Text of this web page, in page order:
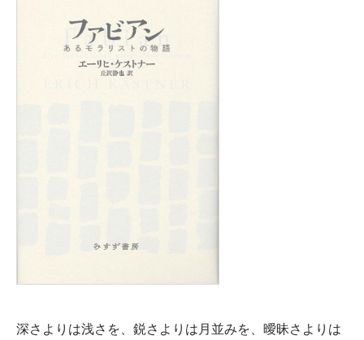
深さよりは浅さを、鋭さよりは月並みを、曖昧さよりは